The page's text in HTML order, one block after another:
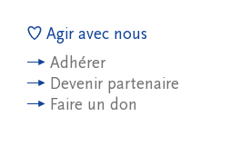
Agir avec nous
Adhérer
Devenir partenaire
Faire un don